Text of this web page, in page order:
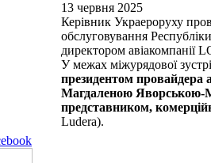
13 червня 2025
Керівник Украероруху
обслуговування
директором авіакомпанії
У межах міжурядової
президентом провайдера
Магдаленою Яворською-
представником,
Ludera).